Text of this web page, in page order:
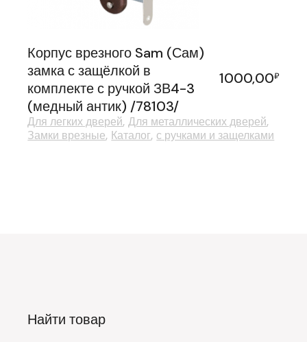
Корпус врезного Sam (Сам)
замка с защёлкой в
комплекте с ручкой ЗВ4-3
(медный антик) /78103/
1000,00₽
Для легких дверей Для металлических дверей
Замки врезные Каталог с ручками и защелками
Найти товар